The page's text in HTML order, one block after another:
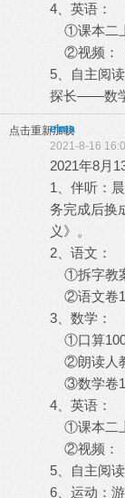
4、英语：
①课本二
②视频：
5、自主阅
探长——数
点击重新加载
elma
2021-8-16
2021年8月
1、伴听：
务完成后换
义》。
2、语文：
①拆字教案
②语文卷1
3、数学：
①口算100
②朗读人教
③数学卷1
4、英语：
①课本二
②视频：
5、自主阅
6、运动：游